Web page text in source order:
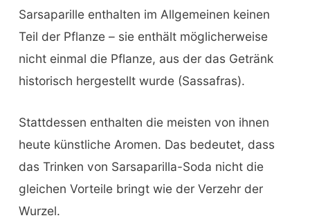
Sarsaparille enthalten im Allgemeinen keinen
Teil der Pflanze – sie enthält möglicherweise
nicht einmal die Pflanze, aus der das Getränk
historisch hergestellt wurde (Sassafras).
Stattdessen enthalten die meisten von ihnen
heute künstliche Aromen. Das bedeutet, dass
das Trinken von Sarsaparilla-Soda nicht die
gleichen Vorteile bringt wie der Verzehr der
Wurzel.